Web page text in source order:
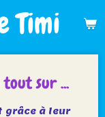
Timi
tout sur ...
grâce à leur